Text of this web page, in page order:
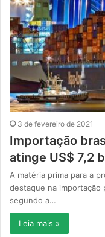
3 de fevereiro de 2021
Importação
atinge US$ 7,2
A matéria prima para a
destaque na importação
segundo a…
Leia mais »